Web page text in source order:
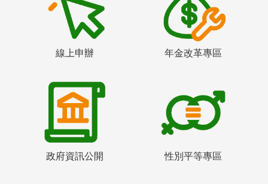
線上申辦 年金改革專區
政府資訊公開 性別平等專區